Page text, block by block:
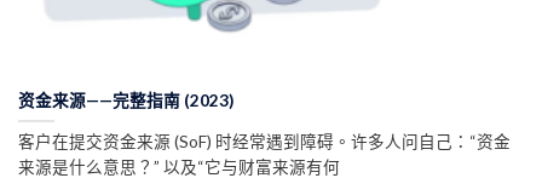
资金来源——完整指南 (2023)
客户在提交资金来源 (SoF) 时经常遇到障碍。许多人问自己：“资金
来源是什么意思？” 以及“它与财富来源有何